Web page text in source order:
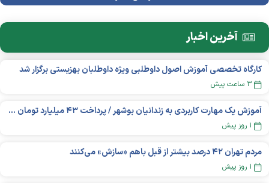
آخرین اخبار
کارگاه تخصصی آموزش اصول داوطلبی ویژه داوطلبان بهزیستی برگزار شد
۳ ساعت پیش
آموزش یک مهارت کاربردی به زندانیان بوشهر / پرداخت ۴۳ میلیارد تومان تسهیلات خوداشتغالی
۱ روز پیش
مردم تهران ۴۲ درصد بیشتر از قبل باهم «سازش» می‌کنند
۱ روز پیش